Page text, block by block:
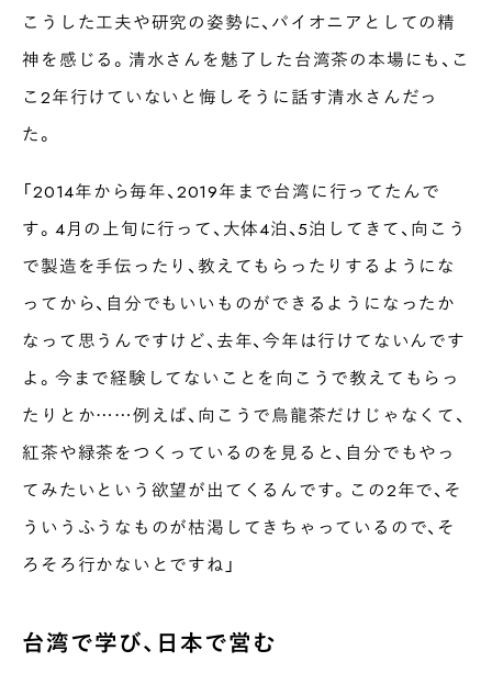
こうした工夫や研究の姿勢に、パイオニアとしての精
神を感じる。清水さんを魅了した台湾茶の本場にも、こ
こ2年行けていないと悔しそうに話す清水さんだっ
た。
「2014年から毎年、2019年まで台湾に行ってたんで
す。4月の上旬に行って、大体4泊、5泊してきて、向こう
で製造を手伝ったり、教えてもらったりするようにな
ってから、自分でもいいものができるようになったか
なって思うんですけど、去年、今年は行けてないんです
よ。今まで経験してないことを向こうで教えてもらっ
たりとか……例えば、向こうで烏龍茶だけじゃなくて、
紅茶や緑茶をつくっているのを見ると、自分でもやっ
てみたいという欲望が出てくるんです。この2年で、そ
ういうふうなものが枯渇してきちゃっているので、そ
ろそろ行かないとですね」
台湾で学び、日本で営む